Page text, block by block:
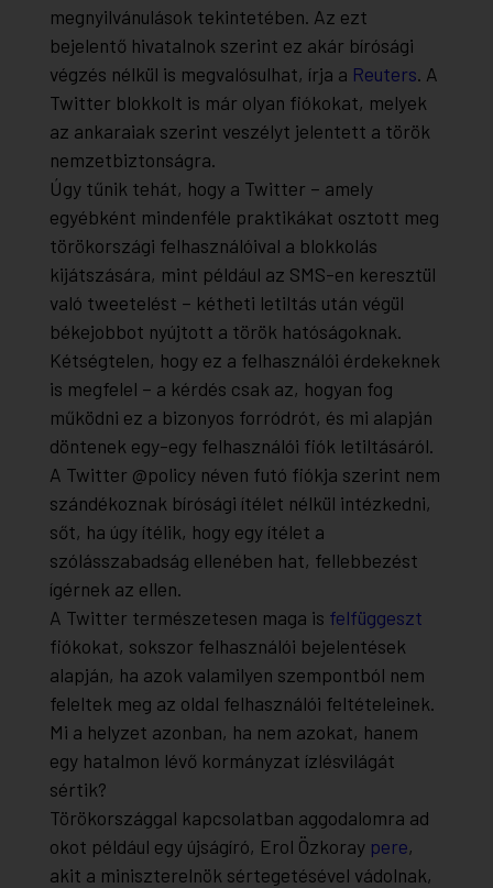
megnyilvánulások tekintetében. Az ezt
bejelentő hivatalnok szerint ez akár bírósági
végzés nélkül is megvalósulhat, írja a Reuters. A
Twitter blokkolt is már olyan fiókokat, melyek
az ankaraiak szerint veszélyt jelentett a török
nemzetbiztonságra.
Úgy tűnik tehát, hogy a Twitter – amely
egyébként mindenféle praktikákat osztott meg
törökországi felhasználóival a blokkolás
kijátszására, mint például az SMS-en keresztül
való tweetelést – kétheti letiltás után végül
békejobbot nyújtott a török hatóságoknak.
Kétségtelen, hogy ez a felhasználói érdekeknek
is megfelel – a kérdés csak az, hogyan fog
működni ez a bizonyos forródrót, és mi alapján
döntenek egy-egy felhasználói fiók letiltásáról.
A Twitter @policy néven futó fiókja szerint nem
szándékoznak bírósági ítélet nélkül intézkedni,
sőt, ha úgy ítélik, hogy egy ítélet a
szólásszabadság ellenében hat, fellebbezést
ígérnek az ellen.
A Twitter természetesen maga is felfüggeszt
fiókokat, sokszor felhasználói bejelentések
alapján, ha azok valamilyen szempontból nem
feleltek meg az oldal felhasználói feltételeinek.
Mi a helyzet azonban, ha nem azokat, hanem
egy hatalmon lévő kormányzat ízlésvilágát
sértik?
Törökországgal kapcsolatban aggodalomra ad
okot például egy újságíró, Erol Özkoray pere,
akit a miniszterelnök sértegetésével vádolnak,